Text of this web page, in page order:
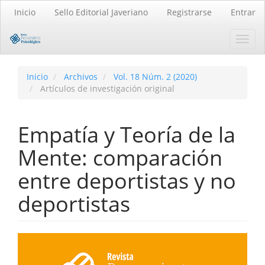
principal
principal
Barra
Inicio Sello Editorial Javeriano Registrarse Entrar
Inicio Archivos
Vol. 18 Núm. 2 (2020)
Artículos de investigación original
Empatía y Teoría de la
Mente: comparación
entre deportistas y no
deportistas